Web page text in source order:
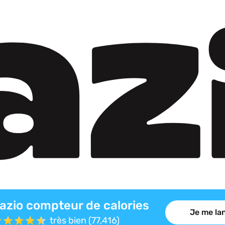
compteur de calories
très bien (77,416)
Je me